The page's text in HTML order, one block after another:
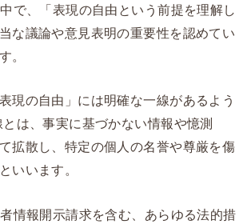
で、「表現の自由という前提を理解し
な議論や意見表明の重要性を認めてい
。
現の自由」には明確な一線があるよう
は、事実に基づかない情報や憶測
拡散し、特定の個人の名誉や尊厳を傷
いいます。
情報開示請求を含む、あらゆる法的措